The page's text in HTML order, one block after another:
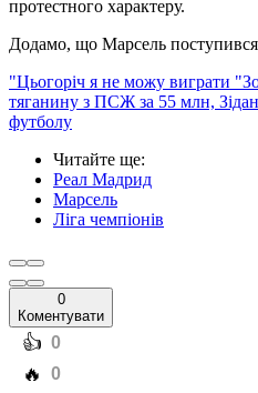
протестного характеру.
Додамо, що Марсель
"Цьогоріч я не можу виграти
тяганину з ПСЖ за 55 млн,
футболу
Читайте ще:
Реал Мадрид
Марсель
Ліга чемпіонів
0
Коментувати
️👍 0
️🔥 0